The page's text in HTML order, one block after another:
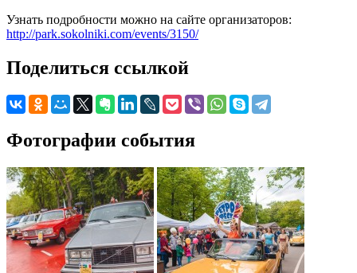
Узнать подробности можно на сайте организаторов:
http://park.sokolniki.com/events/3150/
Поделиться ссылкой
Фотографии события